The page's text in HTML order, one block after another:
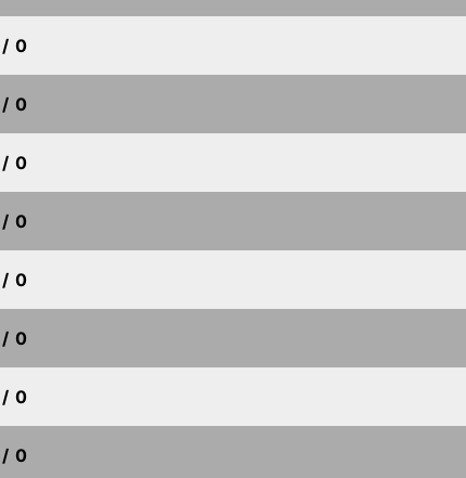
/ 0
/ 0
/ 0
/ 0
/ 0
/ 0
/ 0
/ 0